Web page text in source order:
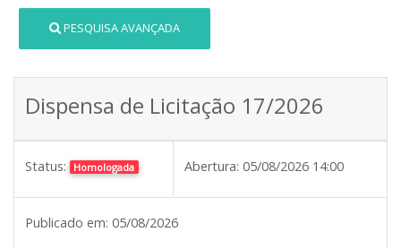
PESQUISA AVANÇADA
Dispensa de Licitação 17/2026
Status: Homologada Abertura: 05/08/2026 14:00
Publicado em: 05/08/2026